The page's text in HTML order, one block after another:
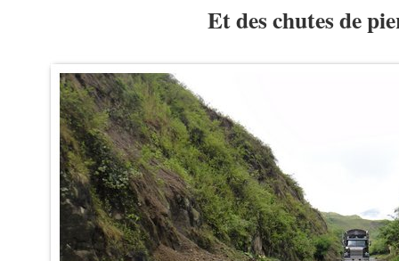
Et des chutes de